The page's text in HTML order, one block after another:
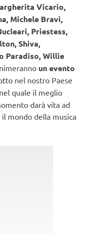
Vicario,
Michele Bravi,
Priestess,
Shiva,
Paradiso, Willie
un evento
nel nostro Paese
nel quale il meglio
darà vita ad
mondo della musica